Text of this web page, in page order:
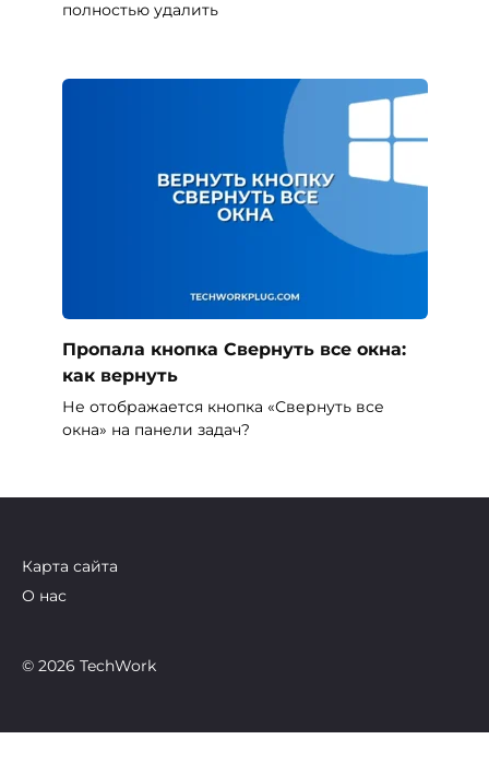
полностью удалить
Пропала кнопка Свернуть все окна:
как вернуть
Не отображается кнопка «Свернуть все
окна» на панели задач?
Карта сайта
О нас
© 2026 TechWork